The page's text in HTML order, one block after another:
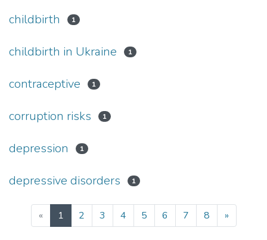
childbirth 1
childbirth in Ukraine 1
contraceptive 1
corruption risks 1
depression 1
depressive disorders 1
« 1(current)
2 3 4 5 6 7 8 »